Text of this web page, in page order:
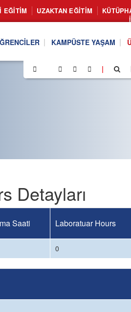
EĞITIM UZAKTAN EĞITIM
KAMPÜSTE YAŞAM
|
Detayları
Saati Laboratuar Hours
0